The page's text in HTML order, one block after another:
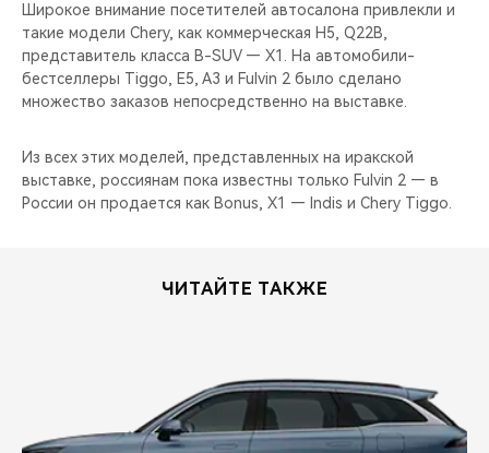
Широкое внимание посетителей автосалона привлекли и
такие модели Chery, как коммерческая H5, Q22B,
представитель класса B-SUV — X1. На автомобили-
бестселлеры Tiggo, E5, A3 и Fulvin 2 было сделано
множество заказов непосредственно на выставке.
Из всех этих моделей, представленных на иракской
выставке, россиянам пока известны только Fulvin 2 — в
России он продается как Bonus, X1 — Indis и Chery Tiggo.
ЧИТАЙТЕ ТАКЖЕ